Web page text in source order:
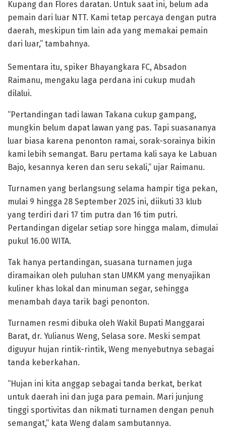
Kupang dan Flores daratan. Untuk saat ini, belum ada
pemain dari luar NTT. Kami tetap percaya dengan putra
daerah, meskipun tim lain ada yang memakai pemain
dari luar,” tambahnya.
Sementara itu, spiker Bhayangkara FC, Absadon
Raimanu, mengaku laga perdana ini cukup mudah
dilalui.
“Pertandingan tadi lawan Takana cukup gampang,
mungkin belum dapat lawan yang pas. Tapi suasananya
luar biasa karena penonton ramai, sorak-sorainya bikin
kami lebih semangat. Baru pertama kali saya ke Labuan
Bajo, kesannya keren dan seru sekali,” ujar Raimanu.
Turnamen yang berlangsung selama hampir tiga pekan,
mulai 9 hingga 28 September 2025 ini, diikuti 33 klub
yang terdiri dari 17 tim putra dan 16 tim putri.
Pertandingan digelar setiap sore hingga malam, dimulai
pukul 16.00 WITA.
Tak hanya pertandingan, suasana turnamen juga
diramaikan oleh puluhan stan UMKM yang menyajikan
kuliner khas lokal dan minuman segar, sehingga
menambah daya tarik bagi penonton.
Turnamen resmi dibuka oleh Wakil Bupati Manggarai
Barat, dr. Yulianus Weng, Selasa sore. Meski sempat
diguyur hujan rintik-rintik, Weng menyebutnya sebagai
tanda keberkahan.
“Hujan ini kita anggap sebagai tanda berkat, berkat
untuk daerah ini dan juga para pemain. Mari junjung
tinggi sportivitas dan nikmati turnamen dengan penuh
semangat,” kata Weng dalam sambutannya.